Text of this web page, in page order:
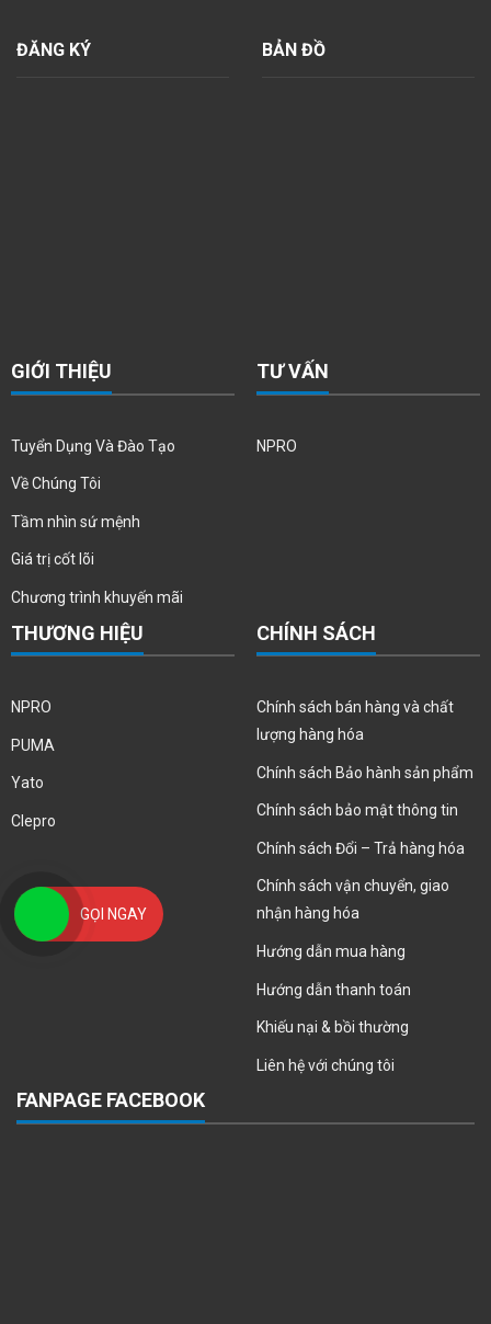
ĐĂNG KÝ BẢN ĐỒ
GIỚI THIỆU
Tuyển Dụng Và Đào Tạo
Về Chúng Tôi
Tầm nhìn sứ mệnh
Giá trị cốt lõi
Chương trình khuyến mãi
TƯ VẤN
NPRO
THƯƠNG HIỆU
NPRO
PUMA
Yato
Clepro
CHÍNH SÁCH
Chính sách bán hàng và chất
lượng hàng hóa
Chính sách Bảo hành sản phẩm
Chính sách bảo mật thông tin
Chính sách Đổi – Trả hàng hóa
Chính sách vận chuyển, giao
nhận hàng hóa
Hướng dẫn mua hàng
Hướng dẫn thanh toán
Khiếu nại & bồi thường
Liên hệ với chúng tôi
FANPAGE FACEBOOK
GỌI NGAY